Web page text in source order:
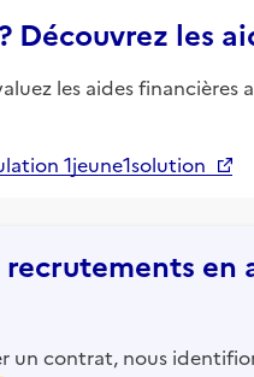
Découvrez les
les aides
1jeune1solution
recrutements
un contrat, nous